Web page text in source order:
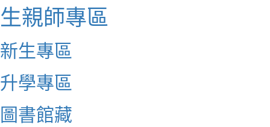
生親師專區
新生專區
升學專區
圖書館藏